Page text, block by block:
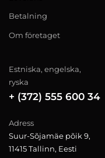
Betalning
Om företaget
Estniska, engelska,
ryska
+ (372) 555 600 34
Adress
Suur-Sõjamäe põik 9,
11415 Tallinn, Eesti